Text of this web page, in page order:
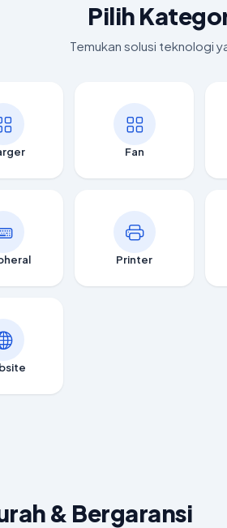
Pilih
Temukan solusi teknologi
Fan
Printer
& Bergaransi